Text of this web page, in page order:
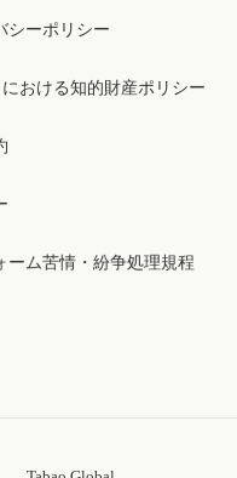
シーポリシー
おける知的財産ポリシー
ーム苦情・紛争処理規程